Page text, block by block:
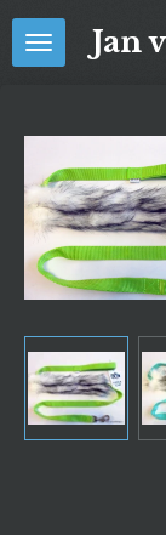
Ga
direct
Jan